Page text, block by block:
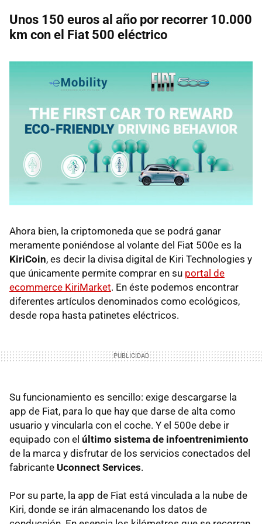
Unos 150 euros al año por recorrer 10.000
km con el Fiat 500 eléctrico
Ahora bien, la criptomoneda que se podrá ganar
meramente poniéndose al volante del Fiat 500e es la
KiriCoin, es decir la divisa digital de Kiri Technologies y
que únicamente permite comprar en su portal de
ecommerce KiriMarket. En éste podemos encontrar
diferentes artículos denominados como ecológicos,
desde ropa hasta patinetes eléctricos.
Su funcionamiento es sencillo: exige descargarse la
app de Fiat, para lo que hay que darse de alta como
usuario y vincularla con el coche. Y el 500e debe ir
equipado con el último sistema de infoentrenimiento
de la marca y disfrutar de los servicios conectados del
fabricante Uconnect Services.
Por su parte, la app de Fiat está vinculada a la nube de
Kiri, donde se irán almacenando los datos de